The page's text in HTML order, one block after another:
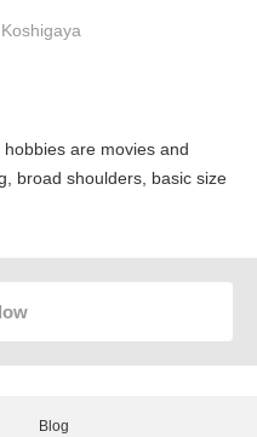
are movies and
broad shoulders, basic size
Blog